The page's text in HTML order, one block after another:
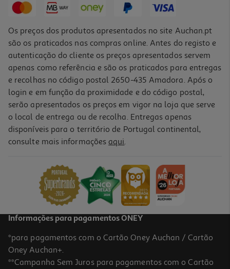
Os preços dos produtos apresentados no site Auchan.pt
são os praticados nas compras online. Antes do registo e
autenticação do cliente os preços apresentados servem
apenas como referência e são os praticados para entregas
e recolhas no código postal 2650-435 Amadora. Após o
login e em função da proximidade e do código postal,
serão apresentados os preços em vigor na loja que serve
o local de entrega ou de recolha. Entregas apenas
disponíveis para o território de Portugal continental,
consulte mais informações aqui.
Informações para pagamentos ONEY
*para pagamentos com o Cartão Oney Auchan / Cartão
Oney Auchan+.
**Campanha Sem Juros para pagamentos com o Cartão